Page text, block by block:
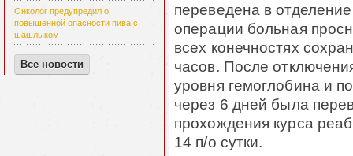
Онколог предупредил о
повышенной опасности пива с
шашлыком
Все новости
переведена в
операции больная
всех конечностях
часов. После
уровня гемоглобина и
через 6 дней была
прохождения курса
14 п/о сутки.